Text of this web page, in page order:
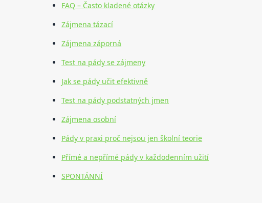
FAQ – Často kladené otázky
Zájmena tázací
Zájmena záporná
Test na pády se zájmeny
Jak se pády učit efektivně
Test na pády podstatných jmen
Zájmena osobní
Pády v praxi proč nejsou jen školní teorie
Přímé a nepřímé pády v každodenním užití
SPONTÁNNÍ